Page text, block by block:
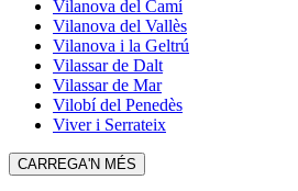
Vilanova del Camí
Vilanova del Vallès
Vilanova i la Geltrú
Vilassar de Dalt
Vilassar de Mar
Vilobí del Penedès
Viver i Serrateix
CARREGA'N MÉS